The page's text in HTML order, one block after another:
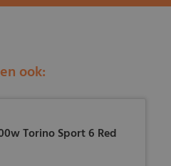
ook:
Torino Sport 6 Red